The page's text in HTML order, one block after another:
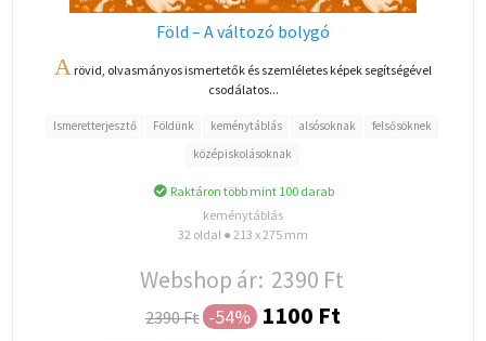
Föld – A változó bolygó
A rövid, olvasmányos ismertetők és szemléletes képek segítségével
csodálatos...
Ismeretterjesztő Földünk keménytáblás alsósoknak
felsősöknek
középiskolásoknak
Raktáron több mint 100 darab
keménytáblás
32 oldal ● 213 x 275 mm
Webshop ár: 2390 Ft
2390 Ft -54% 1100 Ft